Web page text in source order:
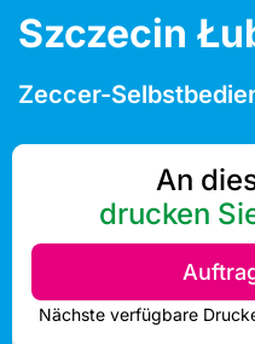
Szczecin
Zeccer-
An
drucken